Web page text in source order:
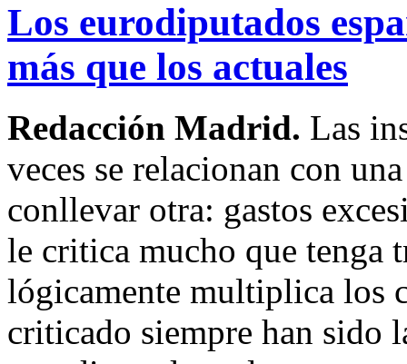
Los eurodiputados
más que los actuales
Redacción Madrid. Las
veces se relacionan con
conllevar otra: gastos
le critica mucho que tenga
lógicamente multiplica los
criticado siempre han sido